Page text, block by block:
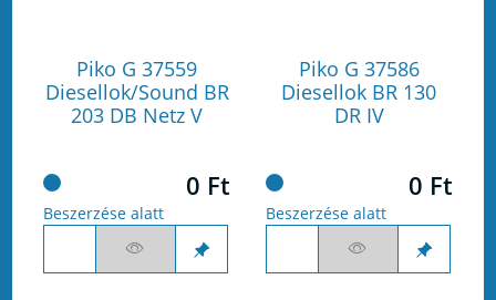
Piko G 37559
Diesellok/Sound BR
203 DB Netz V
0 Ft
Beszerzése alatt
Piko G 37586
Diesellok BR 130
DR IV
0 Ft
Beszerzése alatt